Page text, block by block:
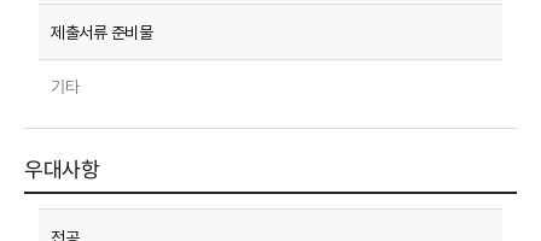
기타
우대사항